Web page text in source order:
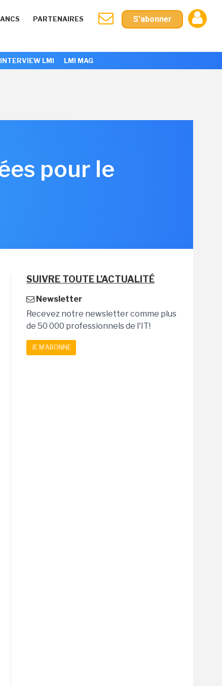
PARTENAIRES S'abonner
INTERVIEW LMI LMI MAG
pour le
SUIVRE TOUTE L'ACTUALITÉ
Newsletter
Recevez notre newsletter comme plus
de 50 000 professionnels de l'IT!
JE M'ABONNE